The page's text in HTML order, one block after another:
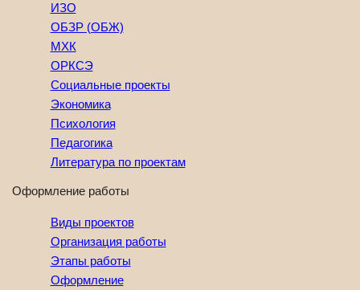
ИЗО
ОБЗР (ОБЖ)
МХК
ОРКСЭ
Социальные проекты
Экономика
Психология
Педагогика
Литература по проектам
Оформление работы
Виды проектов
Организация работы
Этапы работы
Оформление